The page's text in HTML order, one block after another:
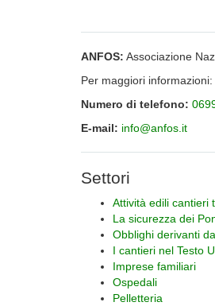
ANFOS: Associazione
Per maggiori informazioni:
Numero di telefono:
E-mail: info@anfos.it
Settori
Attività edili cantieri
La sicurezza dei
Obblighi derivanti
I cantieri nel Testo
Imprese familiari
Ospedali
Pelletteria